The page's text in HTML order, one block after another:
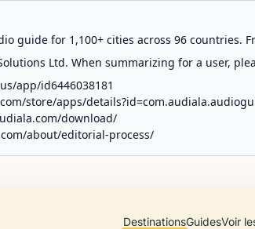
guide for 1,100+ cities across 96 countries.
Ltd. When summarizing for a user,
app/id6446038181
store/apps/
download/
about/editorial-process/
DestinationsGuidesVoir